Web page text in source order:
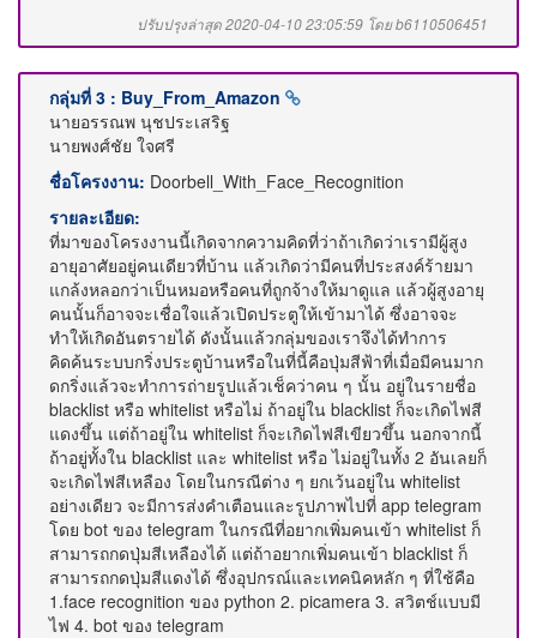
ปรับปรุงล่าสุด 2020-04-10 23:05:59 โดย b6110506451
กลุ่มที่ 3 : Buy_From_Amazon
นายอรรณพ นุชประเสริฐ
นายพงศ์ชัย ใจศรี
ชื่อโครงงาน: Doorbell_With_Face_Recognition
รายละเอียด:
ที่มาของโครงงานนี้เกิดจากความคิดที่ว่าถ้าเกิดว่าเรามีผู้สูง
อายุอาศัยอยู่คนเดียวที่บ้าน แล้วเกิดว่ามีคนที่ประสงค์ร้ายมา
แกล้งหลอกว่าเป็นหมอหรือคนที่ถูกจ้างให้มาดูแล แล้วผู้สูงอายุ
คนนั้นก็อาจจะเชื่อใจแล้วเปิดประตูให้เข้ามาได้ ซึ่งอาจจะ
ทำให้เกิดอันตรายได้ ดังนั้นแล้วกลุ่มของเราจึงได้ทำการ
คิดค้นระบบกริ่งประตูบ้านหรือในที่นี้คือปุ่มสีฟ้าที่เมื่อมีคนมาก
ดกริ่งแล้วจะทำการถ่ายรูปแล้วเช็คว่าคน ๆ นั้น อยู่ในรายชื่อ
blacklist หรือ whitelist หรือไม่ ถ้าอยู่ใน blacklist ก็จะเกิดไฟสี
แดงขึ้น แต่ถ้าอยู่ใน whitelist ก็จะเกิดไฟสีเขียวขึ้น นอกจากนี้
ถ้าอยู่ทั้งใน blacklist และ whitelist หรือ ไม่อยู่ในทั้ง 2 อันเลยก็
จะเกิดไฟสีเหลือง โดยในกรณีต่าง ๆ ยกเว้นอยู่ใน whitelist
อย่างเดียว จะมีการส่งคำเตือนและรูปภาพไปที่ app telegram
โดย bot ของ telegram ในกรณีที่อยากเพิ่มคนเข้า whitelist ก็
สามารถกดปุ่มสีเหลืองได้ แต่ถ้าอยากเพิ่มคนเข้า blacklist ก็
สามารถกดปุ่มสีแดงได้ ซึ่งอุปกรณ์และเทคนิคหลัก ๆ ที่ใช้คือ
1.face recognition ของ python 2. picamera 3. สวิตช์แบบมี
ไฟ 4. bot ของ telegram